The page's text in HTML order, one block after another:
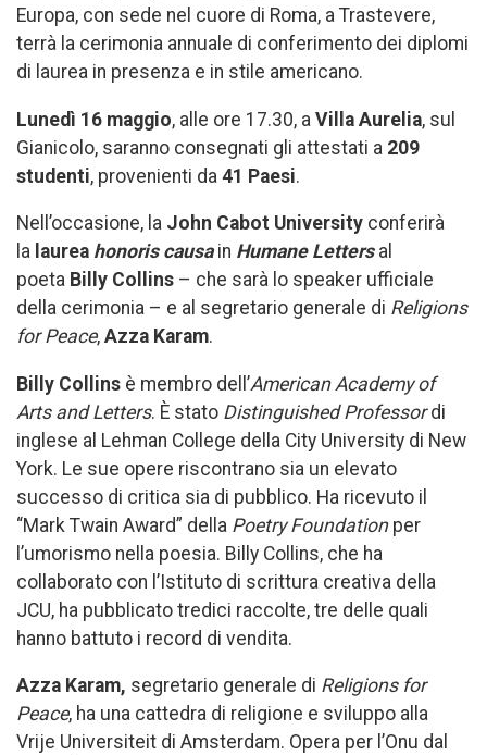
Europa, con sede nel cuore di Roma, a Trastevere,
terrà la cerimonia annuale di conferimento dei diplomi
di laurea in presenza e in stile americano.
Lunedì 16 maggio, alle ore 17.30, a Villa Aurelia, sul
Gianicolo, saranno consegnati gli attestati a 209
studenti, provenienti da 41 Paesi.
Nell’occasione, la John Cabot University conferirà
la laurea honoris causa in Humane Letters al
poeta Billy Collins – che sarà lo speaker ufficiale
della cerimonia – e al segretario generale di Religions
for Peace, Azza Karam.
Billy Collins è membro dell’American Academy of
Arts and Letters. È stato Distinguished Professordi
inglese al Lehman College della City University di New
York. Le sue opere riscontrano sia un elevato
successo di critica sia di pubblico. Ha ricevuto il
“Mark Twain Award” della Poetry Foundationper
l’umorismo nella poesia. Billy Collins, che ha
collaborato con l’Istituto di scrittura creativa della
JCU, ha pubblicato tredici raccolte, tre delle quali
hanno battuto i record di vendita.
Azza Karam, segretario generale di Religions for
Peace, ha una cattedra di religione e sviluppo alla
Vrije Universiteit di Amsterdam. Opera per l’Onu dal